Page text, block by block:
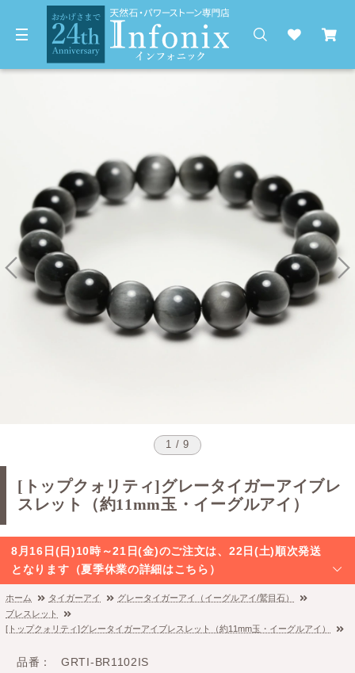
1 / 9
[トップクォリティ]グレータイガーアイブレ
スレット（約11mm玉・イーグルアイ）
8月16日(日)10時～21日(金)のご注文は、22日(土)順次発送
となります（夏季休業の詳細はこちら）
ホーム タイガーアイ
グレータイガーアイ（イーグルアイ/鷲目石）
ブレスレット
[トップクォリティ]グレータイガーアイブレスレット（約11mm玉・イーグルアイ）
品番
GRTI-BR1102IS